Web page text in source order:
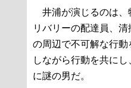
井浦が演じるのは、
リバリーの配達員、
の周辺で不可解な行
しながら行動を共に
に謎の男だ。